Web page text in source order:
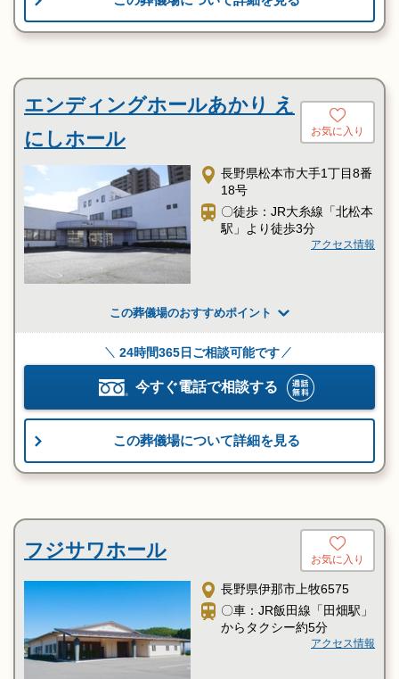
エンディングホールあかり え
にしホール
お気に入り
長野県松本市大手1丁目8番
18号
〇徒歩：JR大糸線「北松本
駅」より徒歩3分
アクセス情報
この葬儀場のおすすめポイント
24時間365日ご相談可能です
今すぐ電話で相談する
この葬儀場について詳細を見る
フジサワホール お気に入り
長野県伊那市上牧6575
〇車：JR飯田線「田畑駅」
からタクシー約5分
アクセス情報